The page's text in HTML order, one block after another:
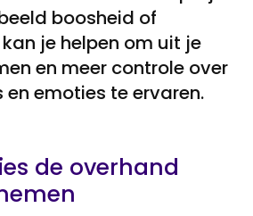
boosheid of
je helpen om uit je
en meer controle over
en emoties te ervaren.
de overhand